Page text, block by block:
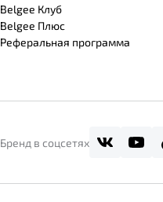
Belgee Клуб
Belgee Плюс
Реферальная программа
Бренд в соцсетях